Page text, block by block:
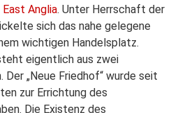
East Anglia. Unter Herrschaft der
sich das nahe gelegene
wichtigen Handelsplatz.
eigentlich aus zwei
„Neue Friedhof“ wurde seit
zur Errichtung des
Die Existenz des